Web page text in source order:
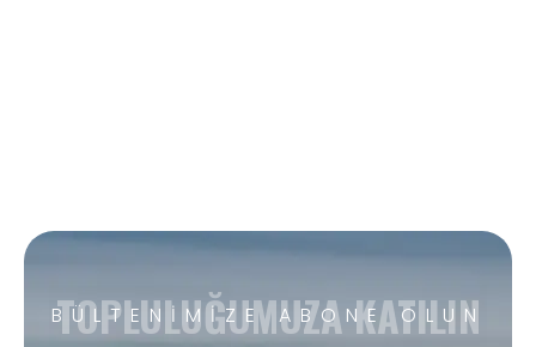
BÜLTENIMIZE ABONE OLUN
TOPLULUĞUMUZA KATILIN